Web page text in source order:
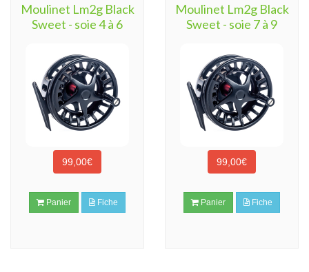
Moulinet Lm2g Black
Sweet - soie 4 à 6
99,00€
Panier Fiche
Moulinet Lm2g Black
Sweet - soie 7 à 9
99,00€
Panier Fiche